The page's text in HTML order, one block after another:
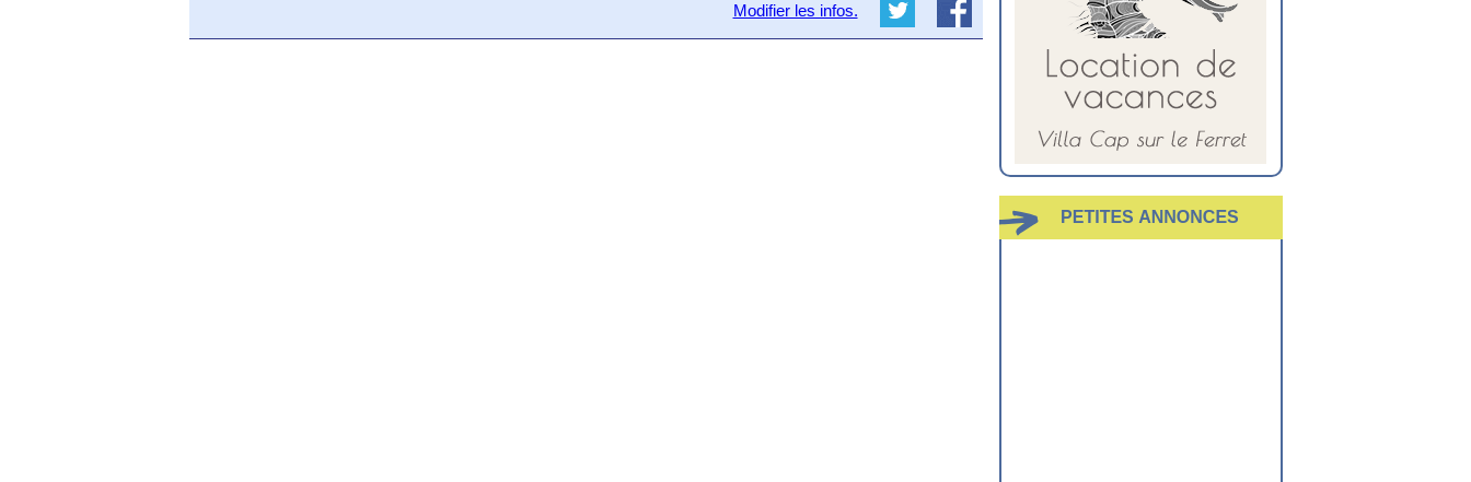
Modifier les infos.